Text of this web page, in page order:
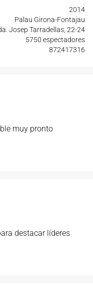
2014
Palau Girona-Fontajau
Josep Tarradellas, 22-24
5750 espectadores
872417316
muy pronto
destacar líderes